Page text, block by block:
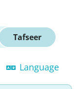
Tafseer
Language